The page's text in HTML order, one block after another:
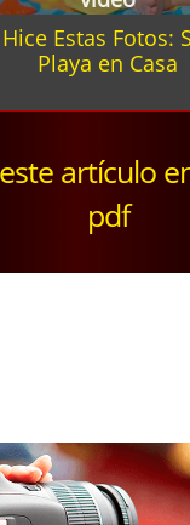
Estas Fotos:
Playa en Casa
artículo
pdf